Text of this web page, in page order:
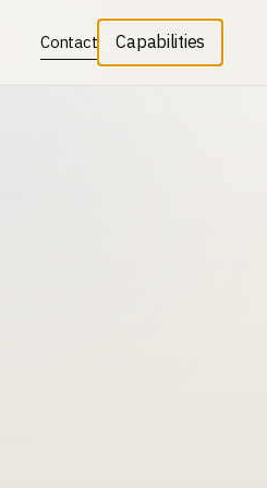
Contact Capabilities